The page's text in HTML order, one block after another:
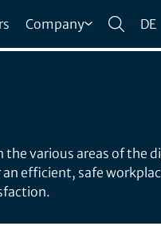
Company DE
various areas of the
efficient, safe